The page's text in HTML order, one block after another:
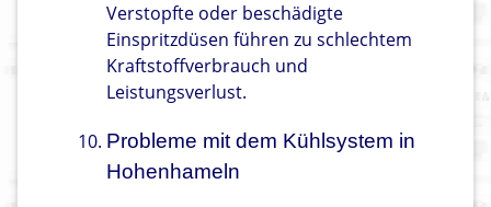
Verstopfte oder beschädigte
Einspritzdüsen führen zu schlechtem
Kraftstoffverbrauch und
Leistungsverlust.
Probleme mit dem Kühlsystem in
Hohenhameln